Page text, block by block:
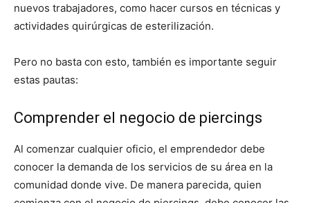
nuevos trabajadores, como hacer cursos en técnicas y
actividades quirúrgicas de esterilización.
Pero no basta con esto, también es importante seguir
estas pautas:
Comprender el negocio de piercings
Al comenzar cualquier oficio, el emprendedor debe
conocer la demanda de los servicios de su área en la
comunidad donde vive. De manera parecida, quien